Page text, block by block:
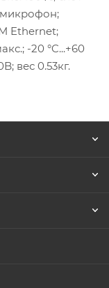
микрофон;
Ethernet;
-20 °C...+60
вес 0.53кг.